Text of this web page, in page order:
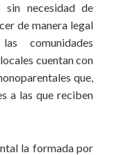
necesidad de
de manera legal
comunidades
cuentan con
que,
a las que reciben
la formada por